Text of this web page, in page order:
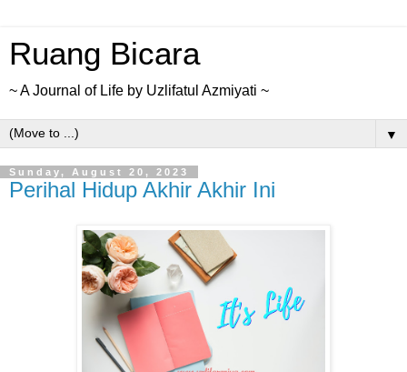
Ruang Bicara
~ A Journal of Life by Uzlifatul Azmiyati ~
▼
Sunday, August 20, 2023
Perihal Hidup Akhir Akhir Ini